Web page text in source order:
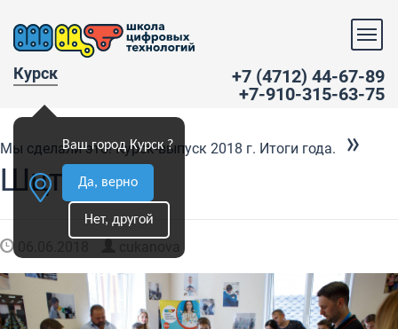
Курск
Ваш город Курск ?
Да, верно
Нет, другой
+7 (4712) 44-67-89
+7-910-315-63-75
Мы сделали это! Курск-выпуск 2018 г. Итоги года.
»
Шцт0089